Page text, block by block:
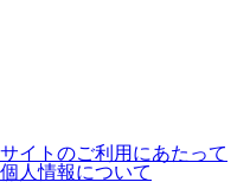
サイトのご利用にあたって
個人情報について